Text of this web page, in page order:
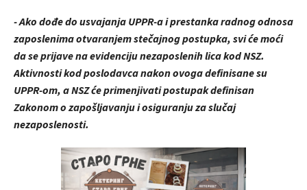
- Ako dođe do usvajanja UPPR-a i prestanka radnog odnosa
zaposlenima otvaranjem stečajnog postupka, svi će moći
da se prijave na evidenciju nezaposlenih lica kod NSZ.
Aktivnosti kod poslodavca nakon ovoga definisane su
UPPR-om, a NSZ će primenjivati postupak definisan
Zakonom o zapošljavanju i osiguranju za slučaj
nezaposlenosti.